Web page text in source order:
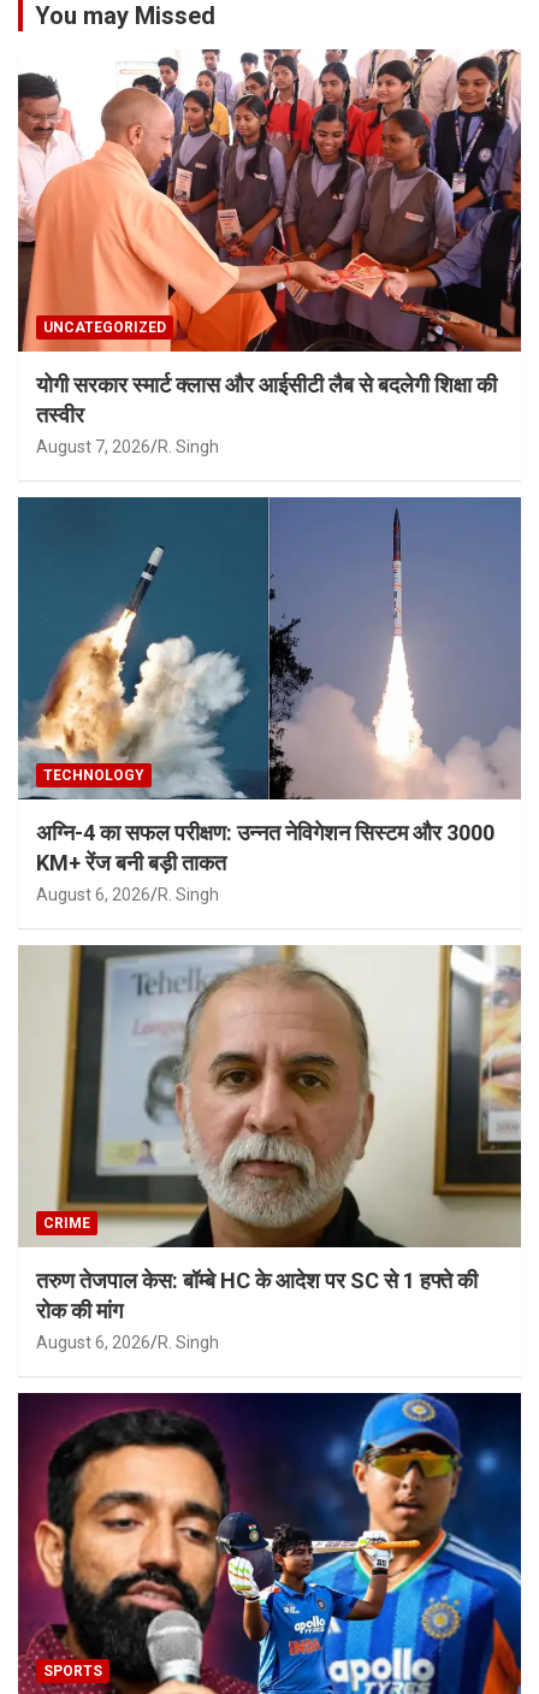
You may Missed
UNCATEGORIZED
योगी सरकार स्मार्ट क्लास और आईसीटी लैब से बदलेगी शिक्षा की
तस्वीर
August 7, 2026 R. Singh
TECHNOLOGY
अग्नि-4 का सफल परीक्षण: उन्नत नेविगेशन सिस्टम और 3000
KM+ रेंज बनी बड़ी ताकत
August 6, 2026 R. Singh
CRIME
तरुण तेजपाल केस: बॉम्बे HC के आदेश पर SC से 1 हफ्ते की
रोक की मांग
August 6, 2026 R. Singh
SPORTS